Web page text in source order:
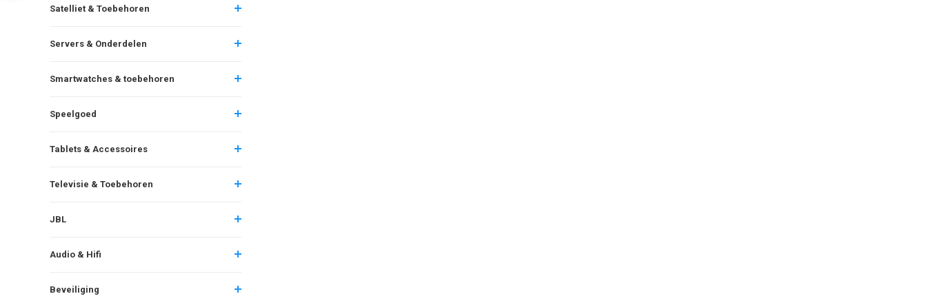
Satelliet & Toebehoren
Servers & Onderdelen
Smartwatches & toebehoren
Speelgoed
Tablets & Accessoires
Televisie & Toebehoren
JBL
Audio & Hifi
Beveiliging